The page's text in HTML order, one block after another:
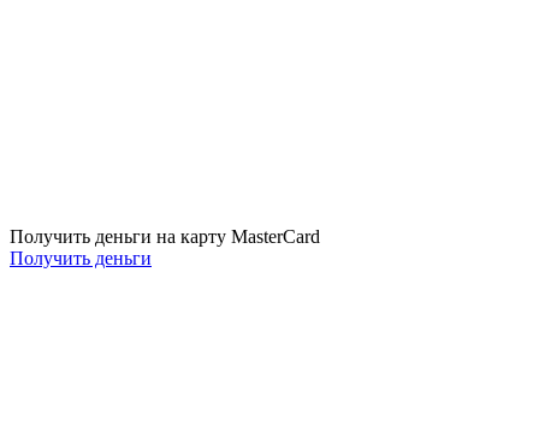
Получить деньги на карту MasterCard
Получить деньги